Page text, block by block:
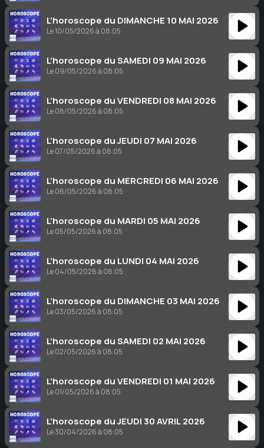
L’horoscope du DIMANCHE 10 MAI 2026
Le 10/05/2026 à 08:05
L’horoscope du SAMEDI 09 MAI 2026
Le 09/05/2026 à 08:05
L’horoscope du VENDREDI 08 MAI 2026
Le 08/05/2026 à 08:05
L’horoscope du JEUDI 07 MAI 2026
Le 07/05/2026 à 08:05
L’horoscope du MERCREDI 06 MAI 2026
Le 06/05/2026 à 08:05
L’horoscope du MARDI 05 MAI 2026
Le 05/05/2026 à 08:05
L’horoscope du LUNDI 04 MAI 2026
Le 04/05/2026 à 08:05
L’horoscope du DIMANCHE 03 MAI 2026
Le 03/05/2026 à 08:05
L’horoscope du SAMEDI 02 MAI 2026
Le 02/05/2026 à 08:05
L’horoscope du VENDREDI 01 MAI 2026
Le 01/05/2026 à 08:05
L’horoscope du JEUDI 30 AVRIL 2026
Le 30/04/2026 à 08:05